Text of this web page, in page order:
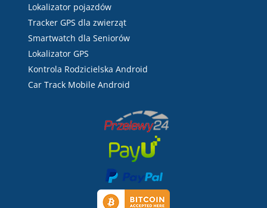
Lokalizator pojazdów
Tracker GPS dla zwierząt
Smartwatch dla Seniorów
Lokalizator GPS
Kontrola Rodzicielska Android
Car Track Mobile Android